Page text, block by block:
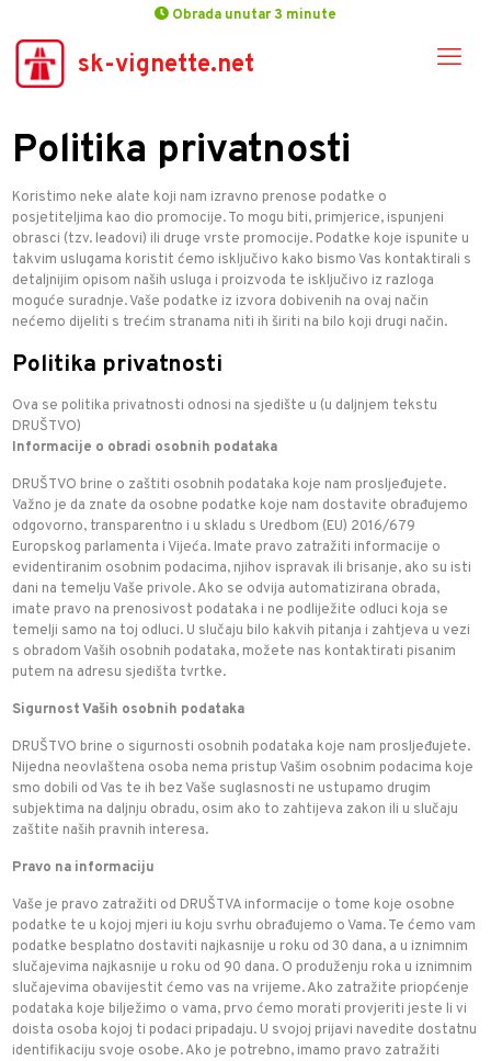
Obrada unutar 3 minute
sk-vignette.net
Politika privatnosti
Koristimo neke alate koji nam izravno prenose podatke o
posjetiteljima kao dio promocije. To mogu biti, primjerice, ispunjeni
obrasci (tzv. leadovi) ili druge vrste promocije. Podatke koje ispunite u
takvim uslugama koristit ćemo isključivo kako bismo Vas kontaktirali s
detaljnijim opisom naših usluga i proizvoda te isključivo iz razloga
moguće suradnje. Vaše podatke iz izvora dobivenih na ovaj način
nećemo dijeliti s trećim stranama niti ih širiti na bilo koji drugi način.
Politika privatnosti
Ova se politika privatnosti odnosi na sjedište u (u daljnjem tekstu
DRUŠTVO)
Informacije o obradi osobnih podataka
DRUŠTVO brine o zaštiti osobnih podataka koje nam prosljeđujete.
Važno je da znate da osobne podatke koje nam dostavite obrađujemo
odgovorno, transparentno i u skladu s Uredbom (EU) 2016/679
Europskog parlamenta i Vijeća. Imate pravo zatražiti informacije o
evidentiranim osobnim podacima, njihov ispravak ili brisanje, ako su isti
dani na temelju Vaše privole. Ako se odvija automatizirana obrada,
imate pravo na prenosivost podataka i ne podliježite odluci koja se
temelji samo na toj odluci. U slučaju bilo kakvih pitanja i zahtjeva u vezi
s obradom Vaših osobnih podataka, možete nas kontaktirati pisanim
putem na adresu sjedišta tvrtke.
Sigurnost Vaših osobnih podataka
DRUŠTVO brine o sigurnosti osobnih podataka koje nam prosljeđujete.
Nijedna neovlaštena osoba nema pristup Vašim osobnim podacima koje
smo dobili od Vas te ih bez Vaše suglasnosti ne ustupamo drugim
subjektima na daljnju obradu, osim ako to zahtijeva zakon ili u slučaju
zaštite naših pravnih interesa.
Pravo na informaciju
Vaše je pravo zatražiti od DRUŠTVA informacije o tome koje osobne
podatke te u kojoj mjeri iu koju svrhu obrađujemo o Vama. Te ćemo vam
podatke besplatno dostaviti najkasnije u roku od 30 dana, a u iznimnim
slučajevima najkasnije u roku od 90 dana. O produženju roka u iznimnim
slučajevima obavijestit ćemo vas na vrijeme. Ako zatražite priopćenje
podataka koje bilježimo o vama, prvo ćemo morati provjeriti jeste li vi
doista osoba kojoj ti podaci pripadaju. U svojoj prijavi navedite dostatnu
identifikaciju svoje osobe. Ako je potrebno, imamo pravo zatražiti